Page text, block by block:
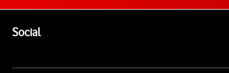
SocialEnlaces a las redes sociales de Vodafone